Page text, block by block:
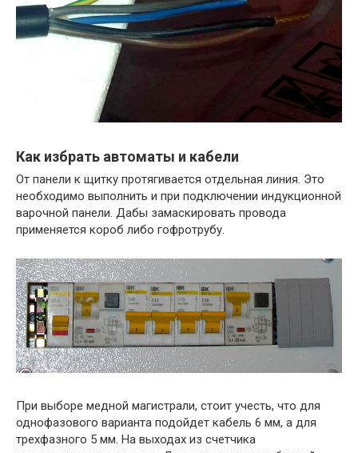
Как избрать автоматы и кабели
От панели к щитку протягивается отдельная линия. Это
необходимо выполнить и при подключении индукционной
варочной панели. Дабы замаскировать провода
применяется короб либо гофротрубу.
При выборе медной магистрали, стоит учесть, что для
однофазового варианта подойдет кабель 6 мм, а для
трехфазного 5 мм. На выходах из счетчика